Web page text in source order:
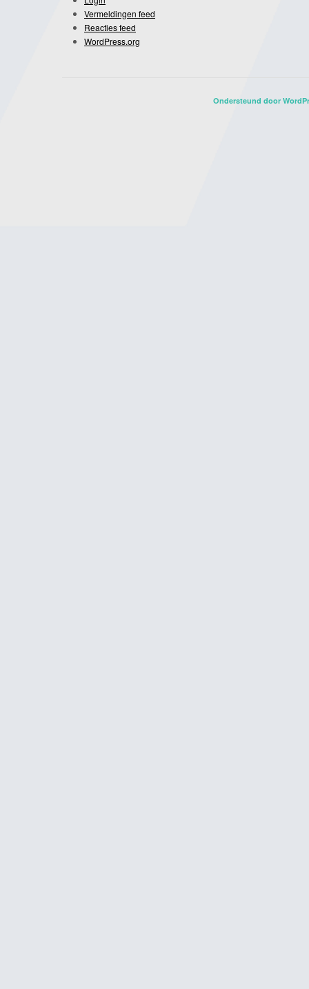
Vermeldingen feed
Reacties feed
WordPress.org
Ondersteund door